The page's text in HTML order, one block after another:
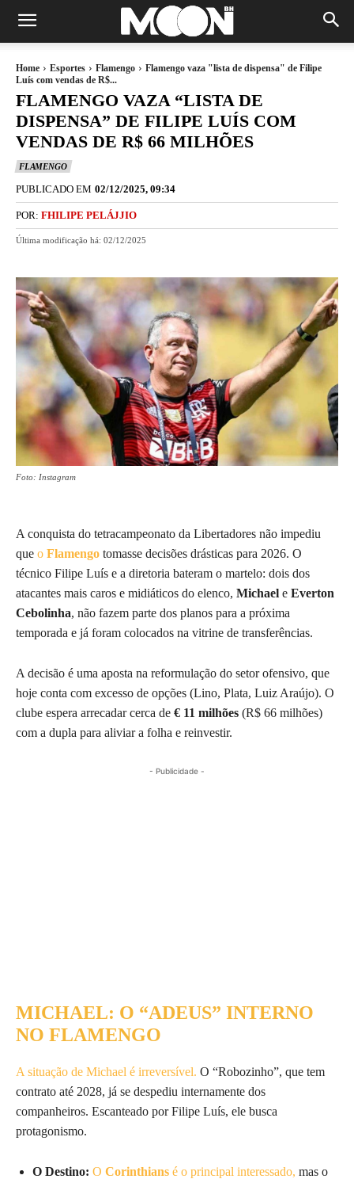
Home Esportes Flamengo
Flamengo vaza "lista de dispensa" de Filipe
Luís com vendas de R$...
FLAMENGO VAZA “LISTA DE
DISPENSA” DE FILIPE LUÍS COM
VENDAS DE R$ 66 MILHÕES
FLAMENGO
PUBLICADO EM 02/12/2025, 09:34
POR: FHILIPE PELÁJJIO
Última modificação há: 02/12/2025
Foto: Instagram
A conquista do tetracampeonato da Libertadores não impediu
que o Flamengo tomasse decisões drásticas para 2026. O
técnico Filipe Luís e a diretoria bateram o martelo: dois dos
atacantes mais caros e midiáticos do elenco, Michael e Everton
Cebolinha, não fazem parte dos planos para a próxima
temporada e já foram colocados na vitrine de transferências.
A decisão é uma aposta na reformulação do setor ofensivo, que
hoje conta com excesso de opções (Lino, Plata, Luiz Araújo). O
clube espera arrecadar cerca de € 11 milhões (R$ 66 milhões)
com a dupla para aliviar a folha e reinvestir.
- Publicidade -
MICHAEL: O “ADEUS” INTERNO
NO FLAMENGO
A situação de Michael é irreversível. O “Robozinho”, que tem
contrato até 2028, já se despediu internamente dos
companheiros. Escanteado por Filipe Luís, ele busca
protagonismo.
O Destino: O Corinthians é o principal interessado, mas o